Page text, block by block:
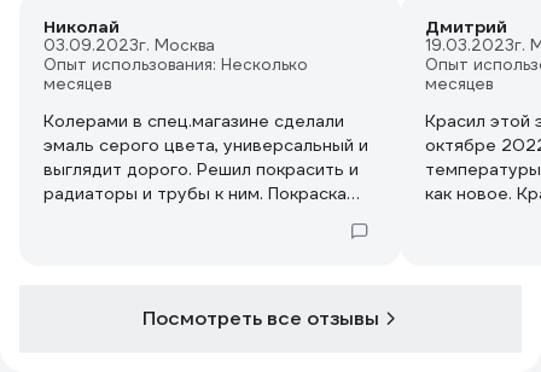
Николай
03.09.2023г. Москва
Опыт использования: Несколько
месяцев
Колерами в спец.магазине сделали
эмаль серого цвета, универсальный и
выглядит дорого. Решил покрасить и
радиаторы и трубы к ним. Покраска
было проблем с нанесением. 2х слоев
цвет не изменился. Эмаль не надо
Дмитрий
19.03.2023г.
Опыт
месяцев
Красил этой
октябре
как новое.
Посмотреть все отзывы